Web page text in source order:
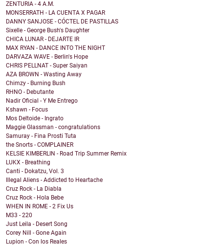
ZENTURIA - 4 A.M.
MONSERRATH - LA CUENTA X PAGAR
DANNY SANJOSE - CÓCTEL DE PASTILLAS
Sixelle - George Bush's Daughter
CHICA LUNAR - DEJARTE IR
MAX RYAN - DANCE INTO THE NIGHT
DARVAZA WAVE - Berlin's Hope
CHRIS PELLNAT - Super Saiyan
AZA BROWN - Wasting Away
Chimzy - Burning Bush
RHNO - Debutante
Nadir Oficial - Y Me Entrego
Kshawn - Focus
Mos Deltoide - Ingrato
Maggie Glassman - congratulations
Samuray - Fina Prosti Tuta
the Snorts - COMPLAINER
KELSIE KIMBERLIN - Road Trip Summer Remix
LUKX - Breathing
Canti - Dokatzu, Vol. 3
Illegal Aliens - Addicted to Heartache
Cruz Rock - La Diabla
Cruz Rock - Hola Bebe
WHEN IN ROME - 2 Fix Us
M33 - 220
Just Leila - Desert Song
Corey Nill - Gone Again
Lupion - Con los Reales